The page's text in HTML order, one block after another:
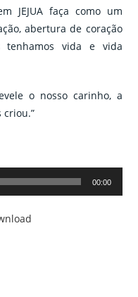
JEJUA faça como um
abertura de coração
vida e vida
o nosso carinho, a
criou.”
00:00